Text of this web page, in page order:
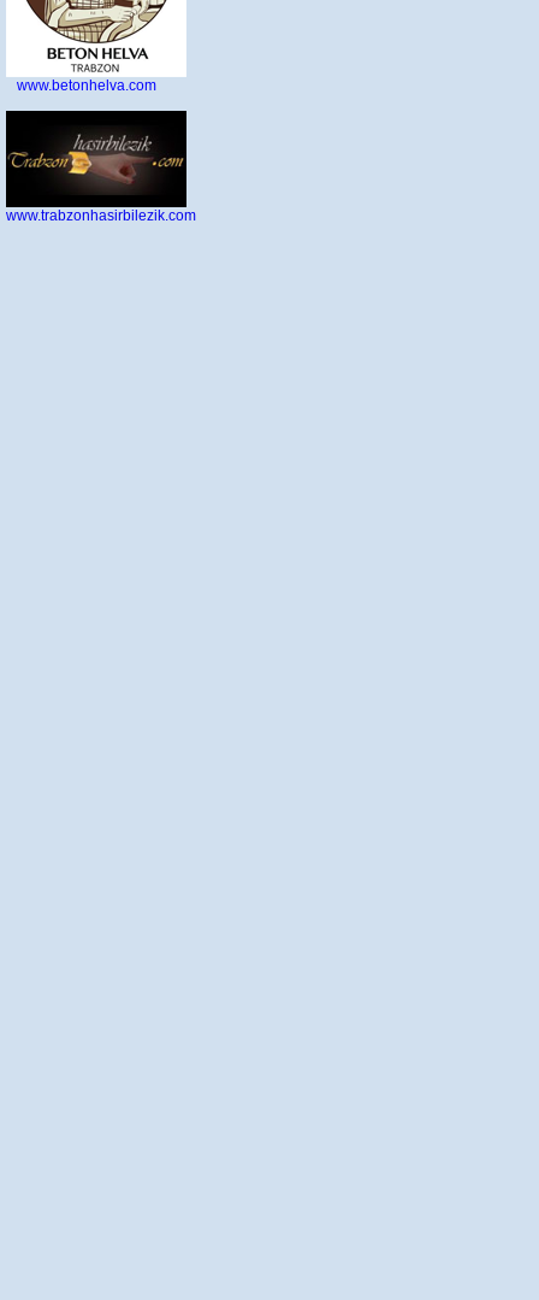
www.betonhelva.com
www.trabzonhasirbilezik.com